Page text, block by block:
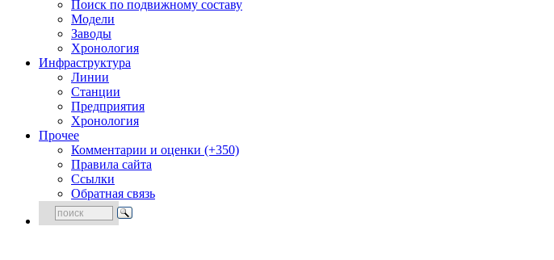
Поиск по подвижному составу
Модели
Заводы
Хронология
Инфраструктура
Линии
Станции
Предприятия
Хронология
Прочее
Комментарии и оценки (+350)
Правила сайта
Ссылки
Обратная связь